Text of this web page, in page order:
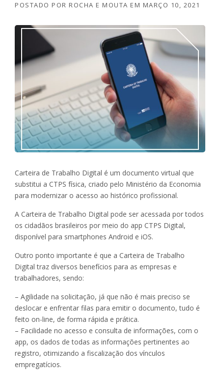
POSTADO POR ROCHA E MOUTA EM MARÇO 10, 2021
Carteira de Trabalho Digital é um documento virtual que
substitui a CTPS física, criado pelo Ministério da Economia
para modernizar o acesso ao histórico profissional.
A Carteira de Trabalho Digital pode ser acessada por todos
os cidadãos brasileiros por meio do app CTPS Digital,
disponível para smartphones Android e iOS.
Outro ponto importante é que a Carteira de Trabalho
Digital traz diversos benefícios para as empresas e
trabalhadores, sendo:
– Agilidade na solicitação, já que não é mais preciso se
deslocar e enfrentar filas para emitir o documento, tudo é
feito on-line, de forma rápida e prática.
– Facilidade no acesso e consulta de informações, com o
app, os dados de todas as informações pertinentes ao
registro, otimizando a fiscalização dos vínculos
empregatícios.